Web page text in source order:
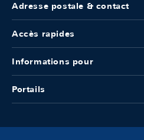
Adresse postale & contact
Accès rapides
Informations pour
Portails